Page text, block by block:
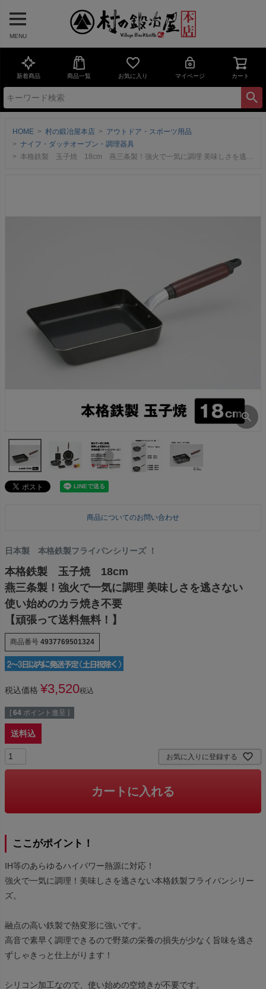
MENU
新着商品 商品一覧 お気に入り マイページ カート
HOME 村の鍛冶屋本店
アウトドア・スポーツ用品
ナイフ・ダッチオーブン・調理器具
本格鉄製 玉子焼 18cm 燕三条製！強火で一気に調理 美味しさを逃さない 使い始めのカラ焼き不要 【頑張って送料無料！】
商品についてのお問い合わせ
日本製 本格鉄製フライパンシリーズ ！
本格鉄製 玉子焼 18cm
燕三条製！強火で一気に調理 美味しさを逃さない
使い始めのカラ焼き不要
【頑張って送料無料！】
商品番号 4937769501324
税込価格 ¥3,520税込
[ 64 ポイント進呈 ]
送料込
お気に入りに登録する
カートに入れる
ここがポイント！
IH等のあらゆるハイパワー熱源に対応！
強火で一気に調理！美味しさを逃さない本格鉄製フライパンシリー
ズ。
融点の高い鉄製で熱変形に強いです。
高音で素早く調理できるので野菜の栄養の損失が少なく旨味を逃さ
ずしゃきっと仕上がります！
シリコン加工なので、使い始めの空焼きが不要です。